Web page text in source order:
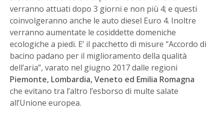
verranno attuati dopo 3 giorni e non più 4; e questi
coinvolgeranno anche le auto diesel Euro 4. Inoltre
verranno aumentate le cosiddette domeniche
ecologiche a piedi. E’ il pacchetto di misure “Accordo di
bacino padano per il miglioramento della qualità
dell’aria”, varato nel giugno 2017 dalle regioni
Piemonte, Lombardia, Veneto ed Emilia Romagna
che evitano tra l’altro l’esborso di multe salate
all’Unione europea.